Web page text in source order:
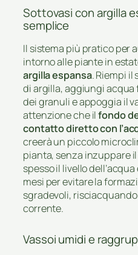
Sottovasi con argilla
semplice
Il sistema più pratico per
intorno alle piante in
argilla espansa. Riempi il
di argilla, aggiungi acqua
dei granuli e appoggia il
attenzione che ilfondo
contatto diretto con
creerà un piccolo
pianta, senza inzuppare
spesso il livello
mesi per evitare la
sgradevoli,
corrente.
Vassoi umidi e